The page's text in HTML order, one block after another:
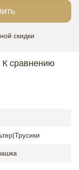
скидки
К сравнению